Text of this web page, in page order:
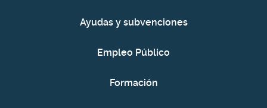
Ayudas y subvenciones
Empleo Público
Formación